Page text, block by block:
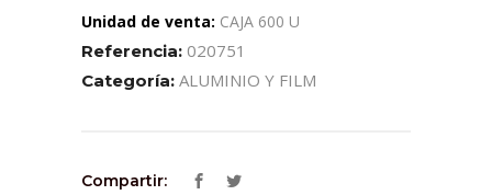
Unidad de venta: CAJA 600 U
Referencia: 020751
Categoría: ALUMINIO Y FILM
Compartir: